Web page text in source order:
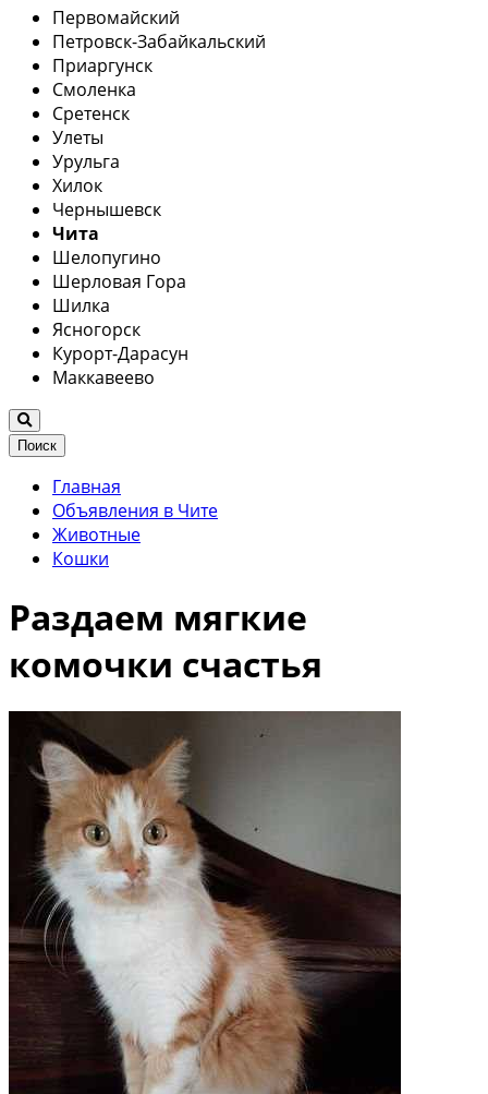
Первомайский
Петровск-Забайкальский
Приаргунск
Смоленка
Сретенск
Улеты
Урульга
Хилок
Чернышевск
Чита
Шелопугино
Шерловая Гора
Шилка
Ясногорск
Курорт-Дарасун
Маккавеево
Поиск
Главная
Объявления в Чите
Животные
Кошки
Раздаем мягкие
комочки счастья